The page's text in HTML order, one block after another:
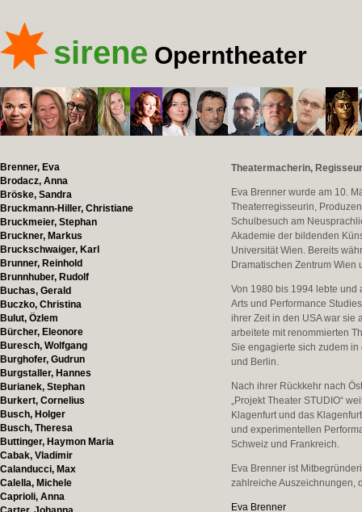
sirene Operntheater
Brenner, Eva
Brodacz, Anna
Bröske, Sandra
Bruckmann-Hiller, Christiane
Bruckmeier, Stephan
Bruckner, Markus
Bruckschwaiger, Karl
Brunner, Reinhold
Brunnhuber, Rudolf
Buchas, Gerald
Buczko, Christina
Bulut, Özlem
Bürcher, Eleonore
Buresch, Wolfgang
Burghofer, Gudrun
Burgstaller, Hannes
Burianek, Stephan
Burkert, Cornelius
Busch, Holger
Busch, Theresa
Buttinger, Haymon Maria
Cabak, Vladimir
Calanducci, Max
Calella, Michele
Caprioli, Anna
Theatermacherin,
Eva Brenner wurde am 10.
Theaterregisseurin,
Schulbesuch am
Akademie der bildenden
Universität Wien. Bereits
Dramatischen Zentrum
Von 1980 bis 1994 lebte und
Arts und Performance
ihrer Zeit in den USA war sie
arbeitete mit renommierten
Sie engagierte sich zudem
und Berlin.
Nach ihrer Rückkehr nach
„Projekt Theater STUDIO“
Klagenfurt und das
und experimentellen
Schweiz und Frankreich.
Eva Brenner ist
zahlreiche Auszeichnungen,
Eva Brenner